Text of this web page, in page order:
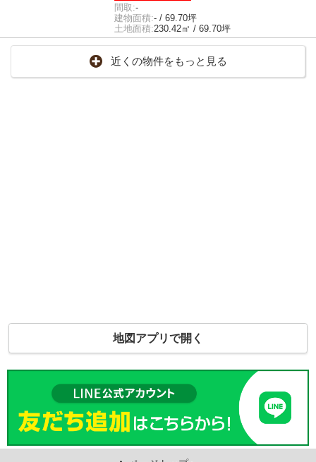
間取:-
建物面積:- / 69.70坪
土地面積:230.42㎡ / 69.70坪
近くの物件をもっと見る
地図アプリで開く